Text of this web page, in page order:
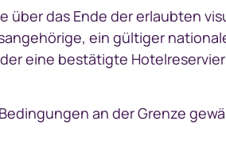
über das Ende der erlaubten
ein gültiger
eine bestätigte
an der Grenze